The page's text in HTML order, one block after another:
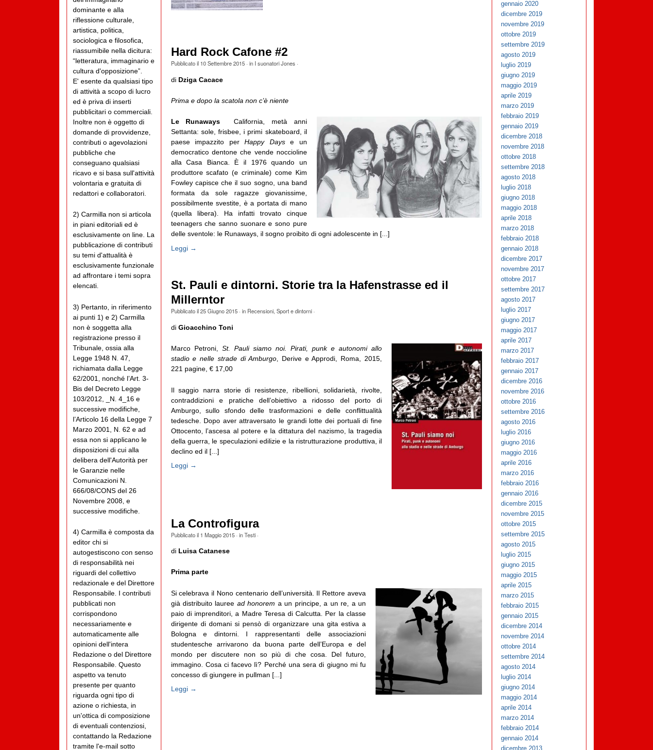
Hard Rock Cafone #2
Pubblicato il 10 Settembre 2015· in I suonatori Jones ·
di Dziga Cacace
Prima e dopo la scatola non c’è niente
Le Runaways
California, metà anni
Settanta: sole, frisbee, i primi skateboard, il
paese impazzito perHappy Dayse un
democratico dentone che vende noccioline
alla Casa Bianca. È il 1976 quando un
produttore scafato (e criminale) come Kim
Fowley capisce che il suo sogno, una band
formata da sole ragazze giovanissime,
possibilmente svestite, è a portata di mano
(quella libera). Ha infatti trovato cinque
teenagers che sanno suonare e sono pure
delle sventole: le Runaways, il sogno proibito di ogni adolescente in [...]
Leggi →
St. Pauli e dintorni. Storie tra la Hafenstrasse ed il
Millerntor
Pubblicato il25 Giugno 2015· in Recensioni,Sport e dintorni·
di Gioacchino Toni
Marco Petroni, St. Pauli siamo noi. Pirati, punk e autonomi allo
stadio e nelle strade di Amburgo , Derive e Approdi, Roma, 2015,
221 pagine, € 17,00
Il saggio narra storie di resistenze, ribellioni, solidarietà, rivolte,
contraddizioni e pratiche dell’obiettivo a ridosso del porto di
Amburgo, sullo sfondo delle trasformazioni e delle conflittualità
tedesche. Dopo aver attraversato le grandi lotte dei portuali di fine
Ottocento, l’ascesa al potere e la dittatura del nazismo, la tragedia
della guerra, le speculazioni edilizie e la ristrutturazione produttiva, il
declino ed il [...]
Leggi →
La Controfigura
Pubblicato il 1 Maggio 2015· inTesti·
di Luisa Catanese
Prima parte
Si celebrava il Nono centenario dell’università. Il Rettore aveva
già distribuito lauree ad honorem a un principe, a un re, a un
paio di imprenditori, a Madre Teresa di Calcutta. Per la classe
dirigente di domani si pensò di organizzare una gita estiva a
Bologna e dintorni. I rappresentanti delle associazioni
studentesche arrivarono da buona parte dell’Europa e del
mondo per discutere non so più di che cosa. Del futuro,
immagino. Cosa ci facevo lì? Perché una sera di giugno mi fu
concesso di giungere in pullman [...]
Leggi →
dominante e alla
riflessione culturale,
artistica, politica,
sociologica e filosofica,
riassumibile nella dicitura:
“letteratura, immaginario e
cultura d'opposizione”.
E' esente da qualsiasi tipo
di attività a scopo di lucro
ed è priva di inserti
pubblicitari o commerciali.
Inoltre non è oggetto di
domande di provvidenze,
contributi o agevolazioni
pubbliche che
conseguano qualsiasi
ricavo e si basa sull'attività
volontaria e gratuita di
redattori e collaboratori.
2) Carmilla non si articola
in piani editoriali ed è
esclusivamente on line. La
pubblicazione di contributi
su temi d'attualità è
esclusivamente funzionale
ad affrontare i temi sopra
elencati.
3) Pertanto, in riferimento
ai punti 1) e 2) Carmilla
non è soggetta alla
registrazione presso il
Tribunale, ossia alla
Legge 1948 N. 47,
richiamata dalla Legge
62/2001, nonché l’Art. 3-
Bis del Decreto Legge
103/2012, _N. 4_16 e
successive modifiche,
l’Articolo 16 della Legge 7
Marzo 2001, N. 62 e ad
essa non si applicano le
disposizioni di cui alla
delibera dell'Autorità per
le Garanzie nelle
Comunicazioni N.
666/08/CONS del 26
Novembre 2008, e
successive modifiche.
4) Carmilla è composta da
editor chi si
autogestiscono con senso
di responsabilità nei
riguardi del collettivo
redazionale e del Direttore
Responsabile. I contributi
pubblicati non
corrispondono
necessariamente e
automaticamente alle
opinioni dell'intera
Redazione o del Direttore
Responsabile. Questo
aspetto va tenuto
presente per quanto
riguarda ogni tipo di
azione o richiesta, in
un'ottica di composizione
di eventuali contenziosi,
contattando la Redazione
tramite l'e-mail sotto
gennaio 2020
dicembre 2019
novembre 2019
ottobre 2019
settembre 2019
agosto 2019
luglio 2019
giugno 2019
maggio 2019
aprile 2019
marzo 2019
febbraio 2019
gennaio 2019
dicembre 2018
novembre 2018
ottobre 2018
settembre 2018
agosto 2018
luglio 2018
giugno 2018
maggio 2018
aprile 2018
marzo 2018
febbraio 2018
gennaio 2018
dicembre 2017
novembre 2017
ottobre 2017
settembre 2017
agosto 2017
luglio 2017
giugno 2017
maggio 2017
aprile 2017
marzo 2017
febbraio 2017
gennaio 2017
dicembre 2016
novembre 2016
ottobre 2016
settembre 2016
agosto 2016
luglio 2016
giugno 2016
maggio 2016
aprile 2016
marzo 2016
febbraio 2016
gennaio 2016
dicembre 2015
novembre 2015
ottobre 2015
settembre 2015
agosto 2015
luglio 2015
giugno 2015
maggio 2015
aprile 2015
marzo 2015
febbraio 2015
gennaio 2015
dicembre 2014
novembre 2014
ottobre 2014
settembre 2014
agosto 2014
luglio 2014
giugno 2014
maggio 2014
aprile 2014
marzo 2014
febbraio 2014
gennaio 2014
dicembre 2013